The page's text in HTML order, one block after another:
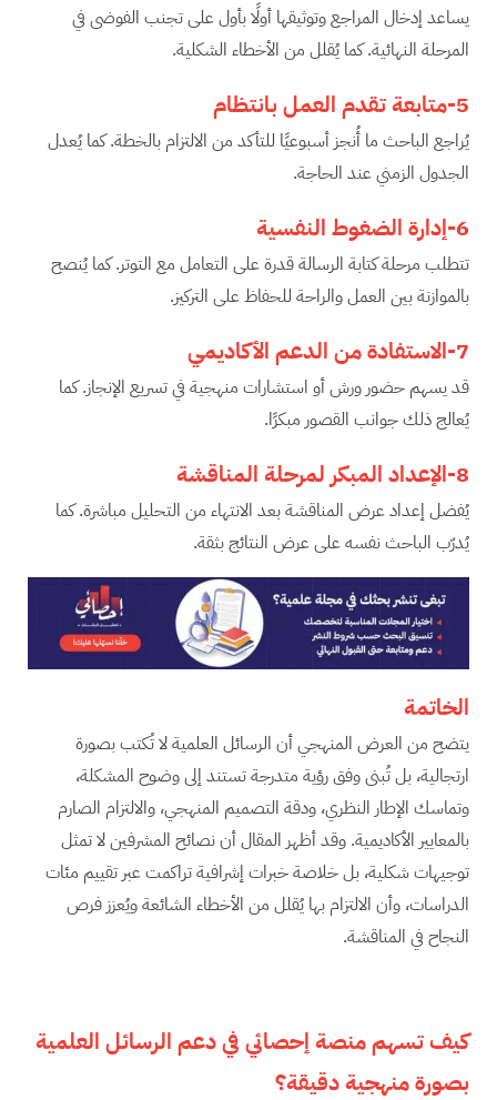
يساعد إدخال المراجع وتوثيقها أولًا بأول على تجنب الفوضى في
المرحلة النهائية. كما يُقلل من الأخطاء الشكلية.
5-متابعة تقدم العمل بانتظام
يُراجع الباحث ما أُنجز أسبوعيًا للتأكد من الالتزام بالخطة. كما يُعدل
الجدول الزمني عند الحاجة.
6-إدارة الضغوط النفسية
تتطلب مرحلة كتابة الرسالة قدرة على التعامل مع التوتر. كما يُنصح
بالموازنة بين العمل والراحة للحفاظ على التركيز.
7-الاستفادة من الدعم الأكاديمي
قد يسهم حضور ورش أو استشارات منهجية في تسريع الإنجاز. كما
يُعالج ذلك جوانب القصور مبكرًا.
8-الإعداد المبكر لمرحلة المناقشة
يُفضل إعداد عرض المناقشة بعد الانتهاء من التحليل مباشرة. كما
يُدرّب الباحث نفسه على عرض النتائج بثقة.
الخاتمة
يتضح من العرض المنهجي أن الرسائل العلمية لا تُكتب بصورة
ارتجالية، بل تُبنى وفق رؤية متدرجة تستند إلى وضوح المشكلة،
وتماسك الإطار النظري، ودقة التصميم المنهجي، والالتزام الصارم
بالمعايير الأكاديمية. وقد أظهر المقال أن نصائح المشرفين لا تمثل
توجيهات شكلية، بل خلاصة خبرات إشرافية تراكمت عبر تقييم مئات
الدراسات، وأن الالتزام بها يُقلل من الأخطاء الشائعة ويُعزز فرص
النجاح في المناقشة.
كيف تسهم منصة إحصائي في دعم الرسائل العلمية
بصورة منهجية دقيقة؟